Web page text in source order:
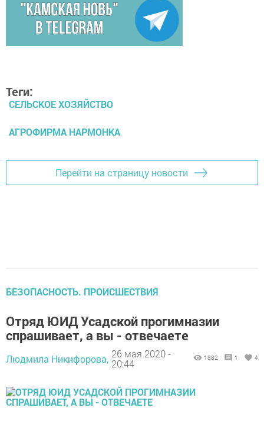
Теги:
СЕЛЬСКОЕ ХОЗЯЙСТВО
АГРОФИРМА НАРМОНКА
Перейти на страницу новости
БЕЗОПАСНОСТЬ. ПРОИСШЕСТВИЯ
Отряд ЮИД Усадской прогимназии
спрашивает, а вы - отвечаете
Людмила Никифорова, 26 мая 2020 -
20:44
1882 1 4